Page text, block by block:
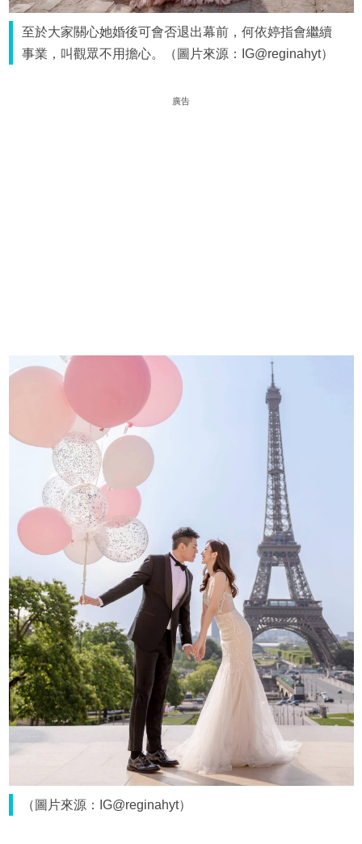
至於大家關心她婚後可會否退出幕前，何依婷指會繼續
事業，叫觀眾不用擔心。（圖片來源：IG@reginahyt）
廣告
（圖片來源：IG@reginahyt）